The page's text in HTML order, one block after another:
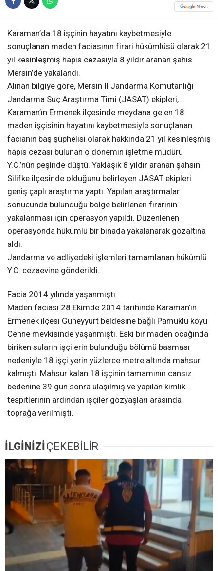
Karaman’da 18 işçinin hayatını kaybetmesiyle
sonuçlanan maden faciasının firari hükümlüsü olarak 21
yıl kesinleşmiş hapis cezasıyla 8 yıldır aranan şahıs
Mersin’de yakalandı.
Alınan bilgiye göre, Mersin İl Jandarma Komutanlığı
Jandarma Suç Araştırma Timi (JASAT) ekipleri,
Karaman’ın Ermenek ilçesinde meydana gelen 18
maden işçisinin hayatını kaybetmesiyle sonuçlanan
facianın baş şüphelisi olarak hakkında 21 yıl kesinleşmiş
hapis cezası bulunan o dönemin işletme müdürü
Y.Ö.’nün peşinde düştü. Yaklaşık 8 yıldır aranan şahsın
Silifke ilçesinde olduğunu belirleyen JASAT ekipleri
geniş çaplı araştırma yaptı. Yapılan araştırmalar
sonucunda bulunduğu bölge belirlenen firarinin
yakalanması için operasyon yapıldı. Düzenlenen
operasyonda hükümlü bir binada yakalanarak gözaltına
aldı.
Jandarma ve adliyedeki işlemleri tamamlanan hükümlü
Y.Ö. cezaevine gönderildi.
Facia 2014 yılında yaşanmıştı
Maden faciası 28 Ekimde 2014 tarihinde Karaman’ın
Ermenek ilçesi Güneyyurt beldesine bağlı Pamuklu köyü
Cenne mevkisinde yaşanmıştı. Eski bir maden ocağında
biriken suların işçilerin bulunduğu bölümü basması
nedeniyle 18 işçi yerin yüzlerce metre altında mahsur
kalmıştı. Mahsur kalan 18 işçinin tamamının cansız
bedenine 39 gün sonra ulaşılmış ve yapılan kimlik
tespitlerinin ardından işçiler gözyaşları arasında
toprağa verilmişti.
İLGİNİZİÇEKEBİLİR